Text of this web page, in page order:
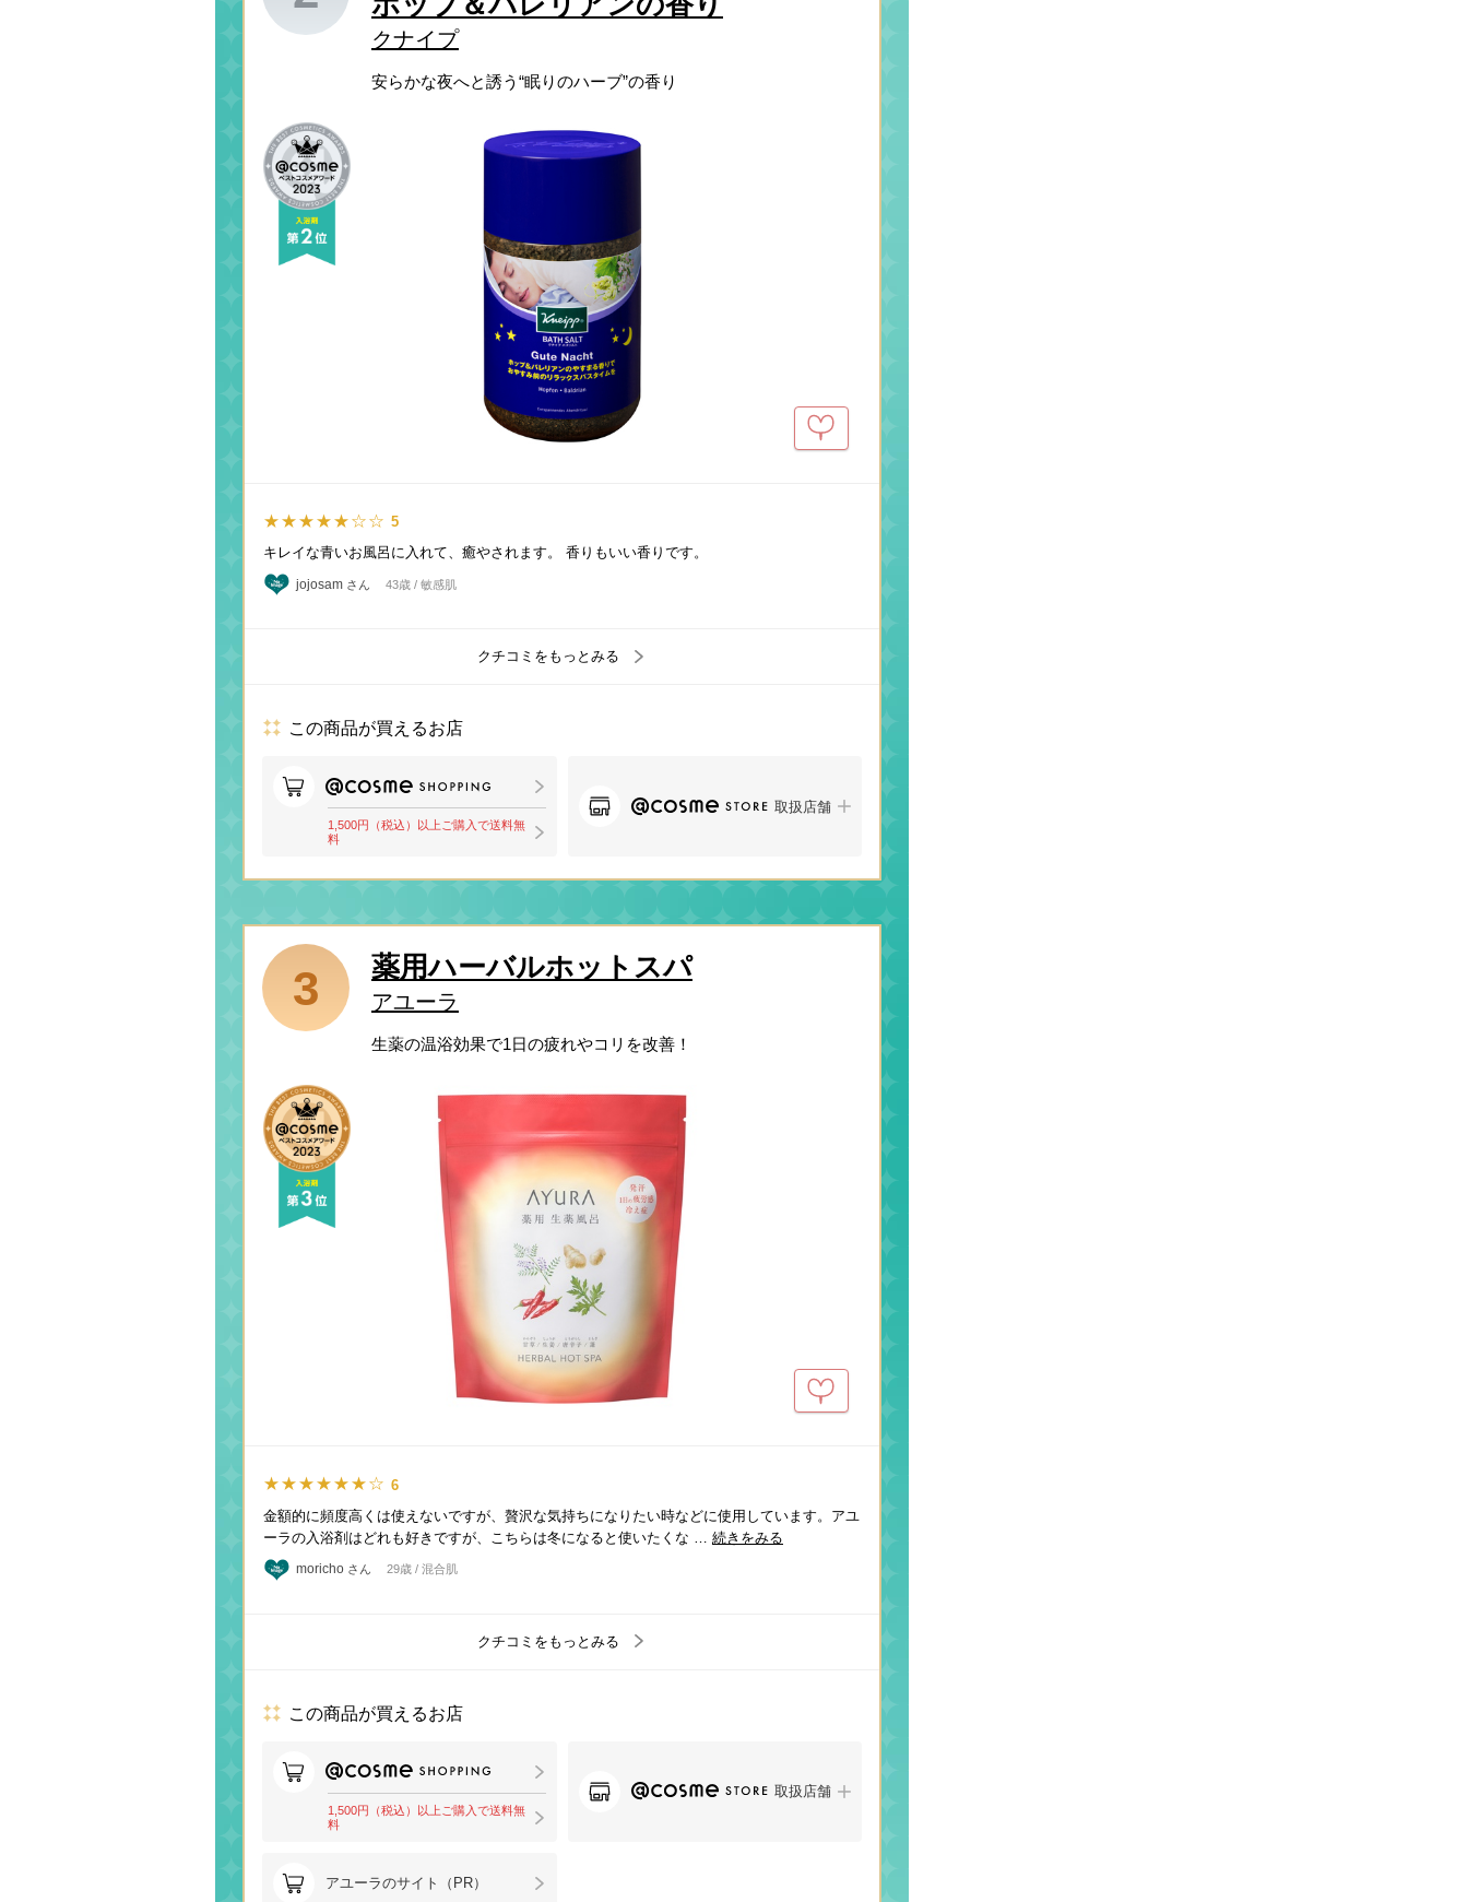
クナイプ
安らかな夜へと誘う“眠りのハーブ”の香り
★★★★★☆☆ 5
キレイな青いお風呂に入れて、癒やされます。 香りもいい香りです。
jojosam さん 43歳 / 敏感肌
クチコミをもっとみる
この商品が買えるお店
1,500円（税込）以上ご購入で送料無
料
取扱店舗
3 薬用ハーバルホットスパ
アユーラ
生薬の温浴効果で1日の疲れやコリを改善！
★★★★★★☆ 6
金額的に頻度高くは使えないですが、贅沢な気持ちになりたい時などに使用しています。アユ
ーラの入浴剤はどれも好きですが、こちらは冬になると使いたくな … 続きをみる
moricho さん 29歳 / 混合肌
クチコミをもっとみる
この商品が買えるお店
1,500円（税込）以上ご購入で送料無
料
取扱店舗
アユーラのサイト（PR）